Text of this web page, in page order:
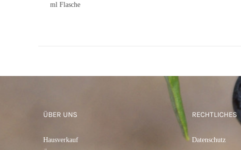
ml Flasche
ÜBER UNS
Hausverkauf
RECHTLICHES
Datenschutz